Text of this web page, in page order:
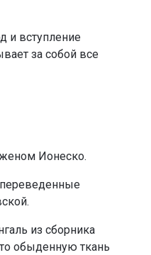
и вступление
за собой все
Ионеско.
из сборника
обыденную ткань